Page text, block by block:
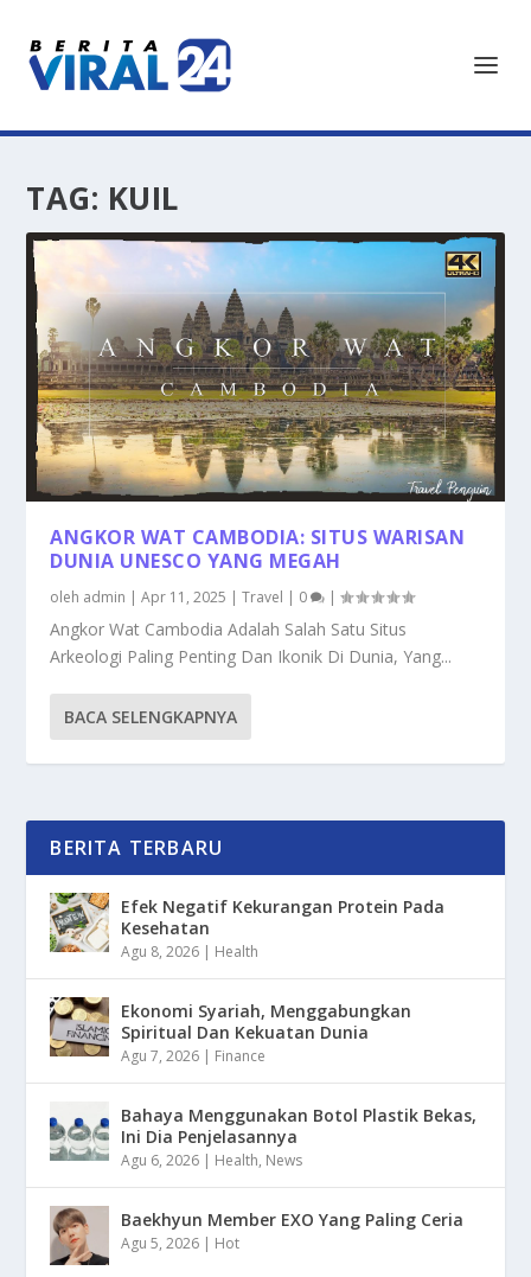
TAG: KUIL
ANGKOR WAT CAMBODIA: SITUS WARISAN
DUNIA UNESCO YANG MEGAH
oleh admin |Apr 11, 2025 |Travel | 0 |
Angkor Wat Cambodia Adalah Salah Satu Situs
Arkeologi Paling Penting Dan Ikonik Di Dunia, Yang...
BACA SELENGKAPNYA
BERITA TERBARU
Efek Negatif Kekurangan Protein Pada
Kesehatan
Agu 8, 2026 | Health
Ekonomi Syariah, Menggabungkan
Spiritual Dan Kekuatan Dunia
Agu 7, 2026 | Finance
Bahaya Menggunakan Botol Plastik Bekas,
Ini Dia Penjelasannya
Agu 6, 2026 | Health, News
Baekhyun Member EXO Yang Paling Ceria
Agu 5, 2026 | Hot